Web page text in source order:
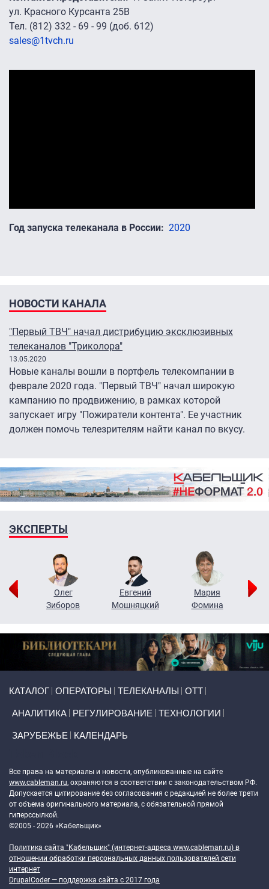
ул. Красного Курсанта 25B
Тел. (812) 332 - 69 - 99 (доб. 612)
sales@1tvch.ru
Год запуска телеканала в России 2020
НОВОСТИ КАНАЛА
"Первый ТВЧ" начал дистрибуцию эксклюзивных
телеканалов "Триколора"
13.05.2020
Новые каналы вошли в портфель телекомпании в
феврале 2020 года. "Первый ТВЧ" начал широкую
кампанию по продвижению, в рамках которой
запускает игру "Пожиратели контента". Ее участник
должен помочь телезрителям найти канал по вкусу.
ЭКСПЕРТЫ
Олег
Зиборов
Евгений
Мошняцкий
Мария
Фомина
КАТАЛОГ ОПЕРАТОРЫ ТЕЛЕКАНАЛЫ ОТТ
АНАЛИТИКА РЕГУЛИРОВАНИЕ ТЕХНОЛОГИИ
ЗАРУБЕЖЬЕ КАЛЕНДАРЬ
Все права на материалы и новости, опубликованные на сайте
www.cableman.ru, охраняются в соответствии с законодательством РФ.
Допускается цитирование без согласования с редакцией не более трети
от объема оригинального материала, с обязательной прямой
гиперссылкой.
©2005 - 2026 «Кабельщик»
Политика сайта "Кабельщик" (интернет-адреса www.cableman.ru) в
отношении обработки персональных данных пользователей сети
интернет
DrupalCoder — поддержка сайта c 2017 года